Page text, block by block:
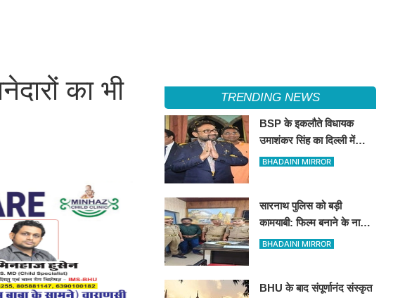
का भी
TRENDING NEWS
BSP के इकलौते विधायक
उमाशंकर सिंह का दिल्ली में
निधन, रसड़ा से लगातार 3 बार
BHADAINI MIRROR
सारनाथ पुलिस को बड़ी
कामयाबी: फिल्म बनाने के नाम
पर 78 लाख की ठगी करने वाला
BHADAINI MIRROR
BHU के बाद संपूर्णानंद संस्कृत